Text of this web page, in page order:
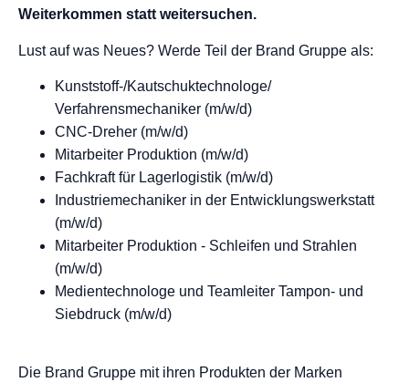
Weiterkommen statt weitersuchen.
Lust auf was Neues? Werde Teil der Brand Gruppe als:
Kunststoff-/Kautschuktechnologe/
Verfahrensmechaniker (m/w/d)
CNC-Dreher (m/w/d)
Mitarbeiter Produktion (m/w/d)
Fachkraft für Lagerlogistik (m/w/d)
Industriemechaniker in der Entwicklungswerkstatt
(m/w/d)
Mitarbeiter Produktion - Schleifen und Strahlen
(m/w/d)
Medientechnologe und Teamleiter Tampon- und
Siebdruck (m/w/d)
Die Brand Gruppe mit ihren Produkten der Marken